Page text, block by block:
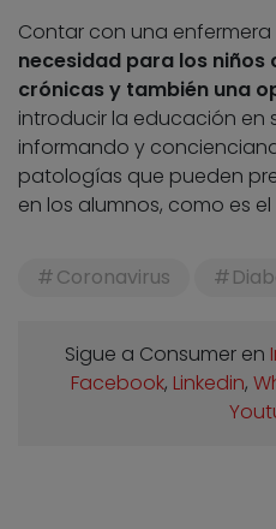
Contar con una
necesidad para los niños
crónicas y también una
introducir la educación en
informando y
patologías que pueden
en los alumnos, como es
Coronavirus
Sigue a Consumer en
Facebook, Linkedin,